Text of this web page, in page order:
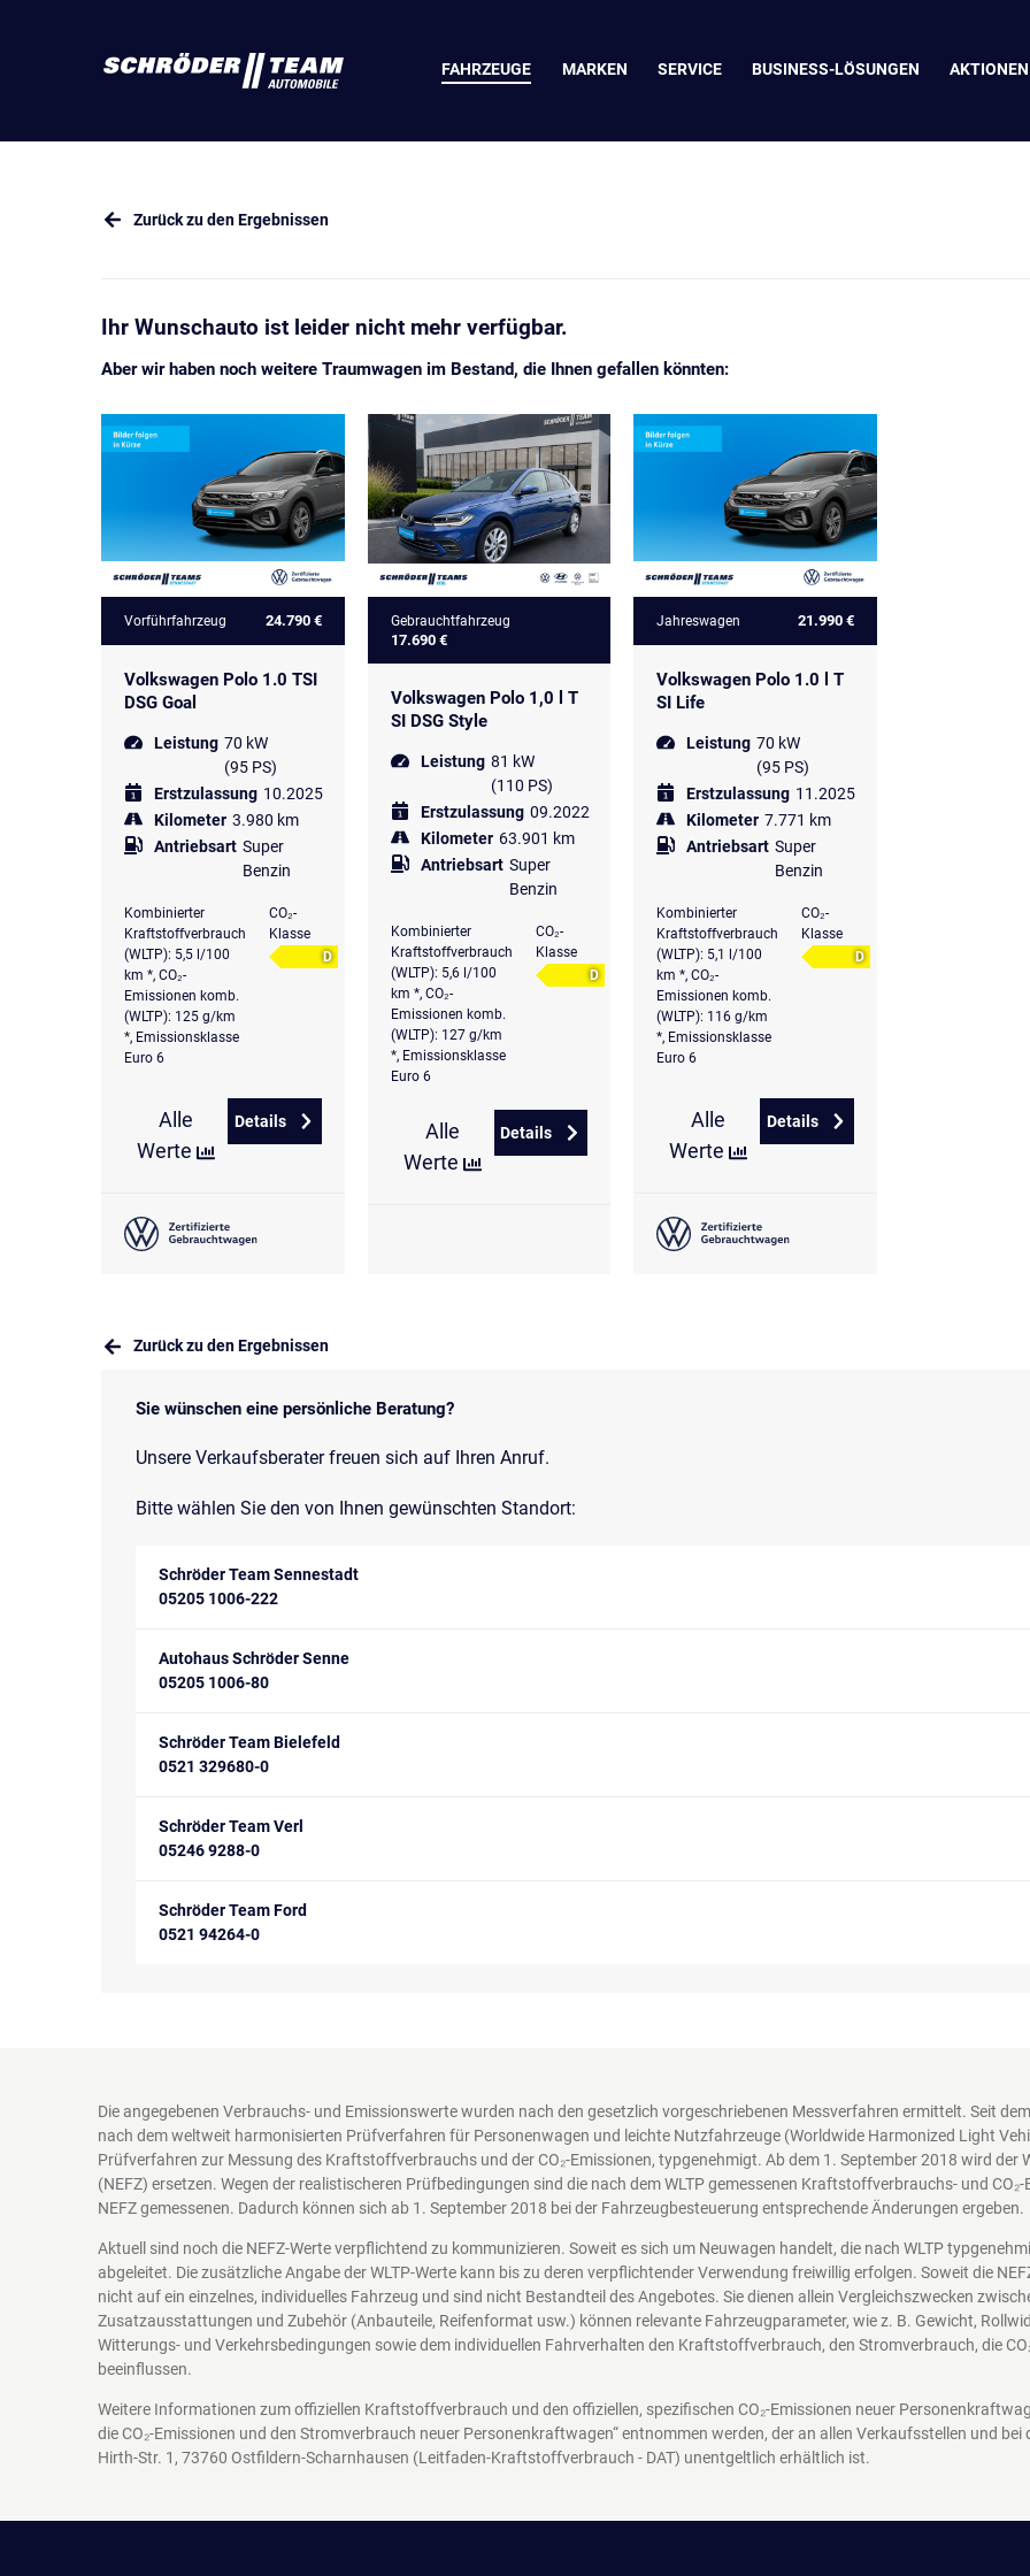
FAHRZEUGE MARKEN SERVICE BUSINESS-LÖSUNGEN AKTIONEN
Zurück zu den Ergebnissen
Ihr Wunschauto ist leider nicht mehr verfügbar.
Aber wir haben noch weitere Traumwagen im Bestand, die Ihnen gefallen könnten:
Vorführfahrzeug 24.790 €
Volkswagen Polo 1.0 TSI
DSG Goal
Leistung 70 kW
(95 PS)
Erstzulassung 10.2025
Kilometer 3.980 km
Antriebsart Super
Benzin
Kombinierter
Kraftstoffverbrauch
(WLTP): 5,5 l/100
km *, CO₂-
Emissionen komb.
(WLTP): 125 g/km
*, Emissionsklasse
Euro 6
CO₂-
Klasse
D
Alle
Werte
Details
zu Volkswagen Polo 1.0 TSI DSG Goal
Gebrauchtfahrzeug
17.690 €
Volkswagen Polo 1,0 l T
SI DSG Style
Leistung 81 kW
(110 PS)
Erstzulassung 09.2022
Kilometer 63.901 km
Antriebsart Super
Benzin
Kombinierter
Kraftstoffverbrauch
(WLTP): 5,6 l/100
km *, CO₂-
Emissionen komb.
(WLTP): 127 g/km
*, Emissionsklasse
Euro 6
CO₂-
Klasse
D
Alle
Werte
Details
zu Volkswagen Polo 1,0 l TSI DSG Style
Jahreswagen 21.990 €
Volkswagen Polo 1.0 l T
SI Life
Leistung 70 kW
(95 PS)
Erstzulassung 11.2025
Kilometer 7.771 km
Antriebsart Super
Benzin
Kombinierter
Kraftstoffverbrauch
(WLTP): 5,1 l/100
km *, CO₂-
Emissionen komb.
(WLTP): 116 g/km
*, Emissionsklasse
Euro 6
CO₂-
Klasse
D
Alle
Werte
Details
zu Volkswagen Polo 1.0 l TSI
Zurück zu den Ergebnissen
Sie wünschen eine persönliche Beratung?
Unsere Verkaufsberater freuen sich auf Ihren Anruf.
Bitte wählen Sie den von Ihnen gewünschten Standort:
Schröder Team Sennestadt
05205 1006-222
Autohaus Schröder Senne
05205 1006-80
Schröder Team Bielefeld
0521 329680-0
Schröder Team Verl
05246 9288-0
Schröder Team Ford
0521 94264-0
Die angegebenen Verbrauchs- und Emissionswerte wurden nach den gesetzlich vorgeschriebenen Messverfahren ermittelt. Seit
nach dem weltweit harmonisierten Prüfverfahren für Personenwagen und leichte Nutzfahrzeuge (Worldwide Harmonized Light
Prüfverfahren zur Messung des Kraftstoffverbrauchs und der CO₂-Emissionen, typgenehmigt. Ab dem 1. September 2018 wird der
(NEFZ) ersetzen. Wegen der realistischeren Prüfbedingungen sind die nach dem WLTP gemessenen Kraftstoffverbrauchs- und
NEFZ gemessenen. Dadurch können sich ab 1. September 2018 bei der Fahrzeugbesteuerung entsprechende Änderungen ergeben.
Aktuell sind noch die NEFZ-Werte verpflichtend zu kommunizieren. Soweit es sich um Neuwagen handelt, die nach WLTP
abgeleitet. Die zusätzliche Angabe der WLTP-Werte kann bis zu deren verpflichtender Verwendung freiwillig erfolgen. Soweit die
nicht auf ein einzelnes, individuelles Fahrzeug und sind nicht Bestandteil des Angebotes. Sie dienen allein Vergleichszwecken
Zusatzausstattungen und Zubehör (Anbauteile, Reifenformat usw.) können relevante Fahrzeugparameter, wie z. B. Gewicht,
Witterungs- und Verkehrsbedingungen sowie dem individuellen Fahrverhalten den Kraftstoffverbrauch, den Stromverbrauch, die
beeinflussen.
Weitere Informationen zum offiziellen Kraftstoffverbrauch und den offiziellen, spezifischen CO₂-Emissionen neuer
die CO₂-Emissionen und den Stromverbrauch neuer Personenkraftwagen“ entnommen werden, der an allen Verkaufsstellen und
Hirth-Str. 1, 73760 Ostfildern-Scharnhausen (Leitfaden-Kraftstoffverbrauch - DAT) unentgeltlich erhältlich ist.